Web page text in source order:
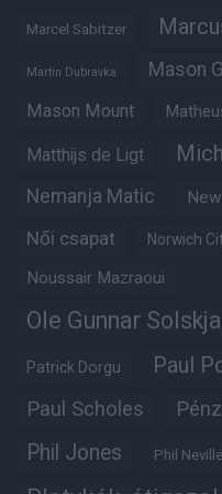
Marcel Sabitzer
Martin Dubravka Mason
Mason Mount
Matthijs de Ligt
Nemanja Matic
Női csapat Norwich
Noussair Mazraoui
Ole Gunnar
Patrick Dorgu Paul
Paul Scholes
Phil Jones Phil Neville